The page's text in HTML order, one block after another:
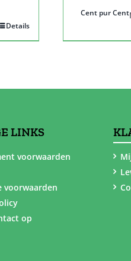
Details
Cent pur Cent
LINKS
voorwaarden
voorwaarden
op